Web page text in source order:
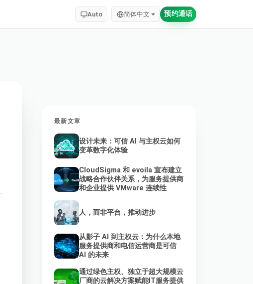
Auto 简体中文 预约通话
最新文章
设计未来：可信 AI 与主权云如何
变革数字化体验
CloudSigma 和 evoila 宣布建立
战略合作伙伴关系，为服务提供商
和企业提供 VMware 连续性
人，而非平台，推动进步
从影子 AI 到主权云：为什么本地
服务提供商和电信运营商是可信
AI 的未来
通过绿色主权、独立于超大规模云
厂商的云解决方案赋能IT服务提供